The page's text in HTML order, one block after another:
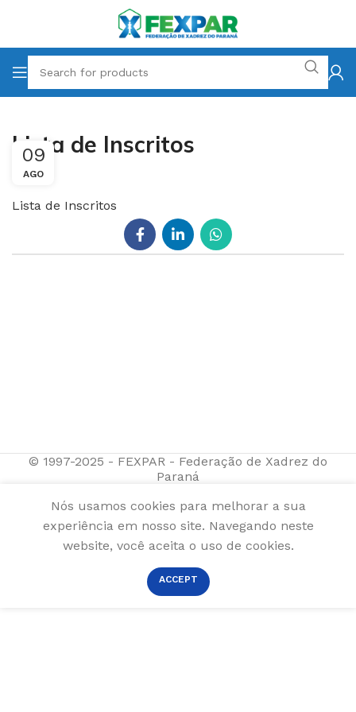
Lista de Inscritos
09
AGO
Lista de Inscritos
© 1997-2025 - FEXPAR - Federação de Xadrez do
Paraná
Nós usamos cookies para melhorar a sua
experiência em nosso site. Navegando neste
website, você aceita o uso de cookies.
ACCEPT